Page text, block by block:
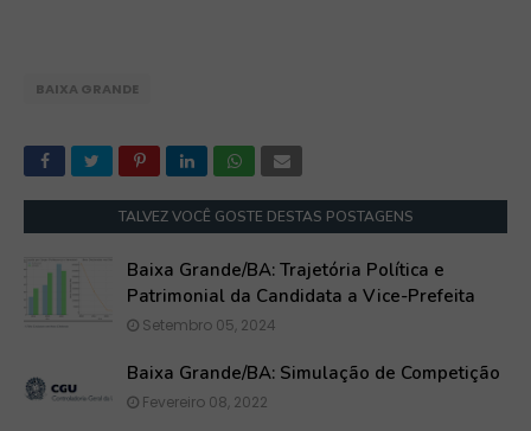
BAIXA GRANDE
TALVEZ VOCÊ GOSTE DESTAS POSTAGENS
Baixa Grande/BA: Trajetória Política e
Patrimonial da Candidata a Vice-Prefeita
Setembro 05, 2024
Baixa Grande/BA: Simulação de Competição
Fevereiro 08, 2022